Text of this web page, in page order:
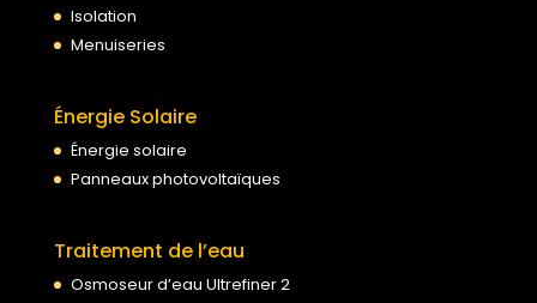
Isolation
Menuiseries
Énergie Solaire
Énergie solaire
Panneaux photovoltaïques
Traitement de l’eau
Osmoseur d’eau Ultrefiner 2